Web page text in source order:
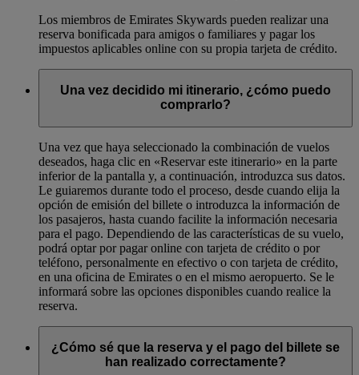
Los miembros de Emirates Skywards pueden realizar una
reserva bonificada para amigos o familiares y pagar los
impuestos aplicables online con su propia tarjeta de crédito.
Una vez decidido mi itinerario, ¿cómo puedo
comprarlo?
Una vez que haya seleccionado la combinación de vuelos
deseados, haga clic en «Reservar este itinerario» en la parte
inferior de la pantalla y, a continuación, introduzca sus datos.
Le guiaremos durante todo el proceso, desde cuando elija la
opción de emisión del billete o introduzca la información de
los pasajeros, hasta cuando facilite la información necesaria
para el pago. Dependiendo de las características de su vuelo,
podrá optar por pagar online con tarjeta de crédito o por
teléfono, personalmente en efectivo o con tarjeta de crédito,
en una oficina de Emirates o en el mismo aeropuerto. Se le
informará sobre las opciones disponibles cuando realice la
reserva.
¿Cómo sé que la reserva y el pago del billete se
han realizado correctamente?